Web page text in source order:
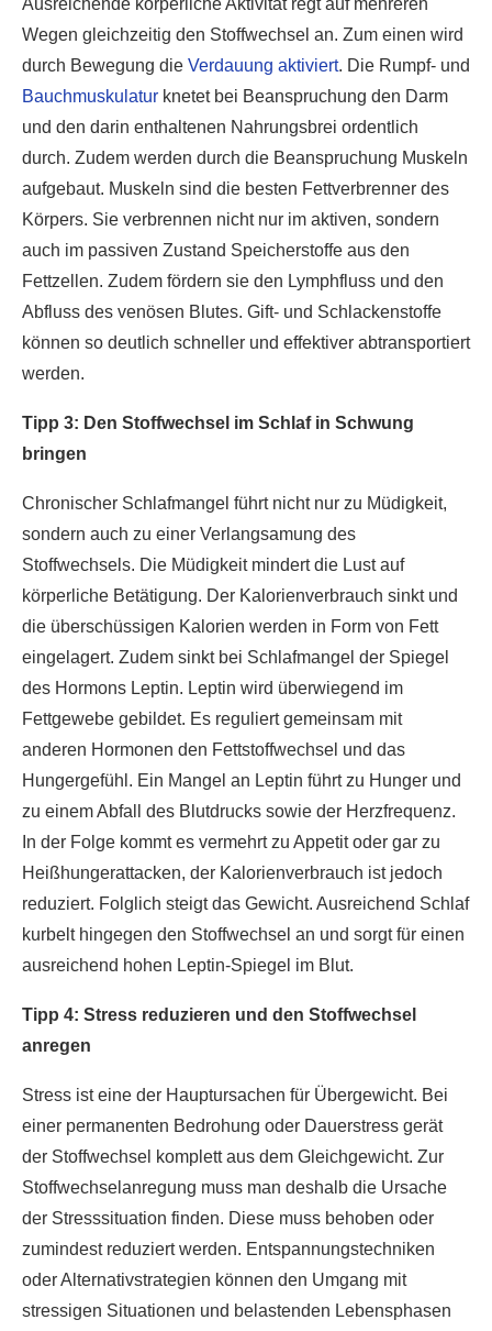
Ausreichende körperliche Aktivität regt auf mehreren
Wegen gleichzeitig den Stoffwechsel an. Zum einen wird
durch Bewegung die Verdauung aktiviert. Die Rumpf- und
Bauchmuskulatur knetet bei Beanspruchung den Darm
und den darin enthaltenen Nahrungsbrei ordentlich
durch. Zudem werden durch die Beanspruchung Muskeln
aufgebaut. Muskeln sind die besten Fettverbrenner des
Körpers. Sie verbrennen nicht nur im aktiven, sondern
auch im passiven Zustand Speicherstoffe aus den
Fettzellen. Zudem fördern sie den Lymphfluss und den
Abfluss des venösen Blutes. Gift- und Schlackenstoffe
können so deutlich schneller und effektiver abtransportiert
werden.
Tipp 3: Den Stoffwechsel im Schlaf in Schwung
bringen
Chronischer Schlafmangel führt nicht nur zu Müdigkeit,
sondern auch zu einer Verlangsamung des
Stoffwechsels. Die Müdigkeit mindert die Lust auf
körperliche Betätigung. Der Kalorienverbrauch sinkt und
die überschüssigen Kalorien werden in Form von Fett
eingelagert. Zudem sinkt bei Schlafmangel der Spiegel
des Hormons Leptin. Leptin wird überwiegend im
Fettgewebe gebildet. Es reguliert gemeinsam mit
anderen Hormonen den Fettstoffwechsel und das
Hungergefühl. Ein Mangel an Leptin führt zu Hunger und
zu einem Abfall des Blutdrucks sowie der Herzfrequenz.
In der Folge kommt es vermehrt zu Appetit oder gar zu
Heißhungerattacken, der Kalorienverbrauch ist jedoch
reduziert. Folglich steigt das Gewicht. Ausreichend Schlaf
kurbelt hingegen den Stoffwechsel an und sorgt für einen
ausreichend hohen Leptin-Spiegel im Blut.
Tipp 4: Stress reduzieren und den Stoffwechsel
anregen
Stress ist eine der Hauptursachen für Übergewicht. Bei
einer permanenten Bedrohung oder Dauerstress gerät
der Stoffwechsel komplett aus dem Gleichgewicht. Zur
Stoffwechselanregung muss man deshalb die Ursache
der Stresssituation finden. Diese muss behoben oder
zumindest reduziert werden. Entspannungstechniken
oder Alternativstrategien können den Umgang mit
stressigen Situationen und belastenden Lebensphasen